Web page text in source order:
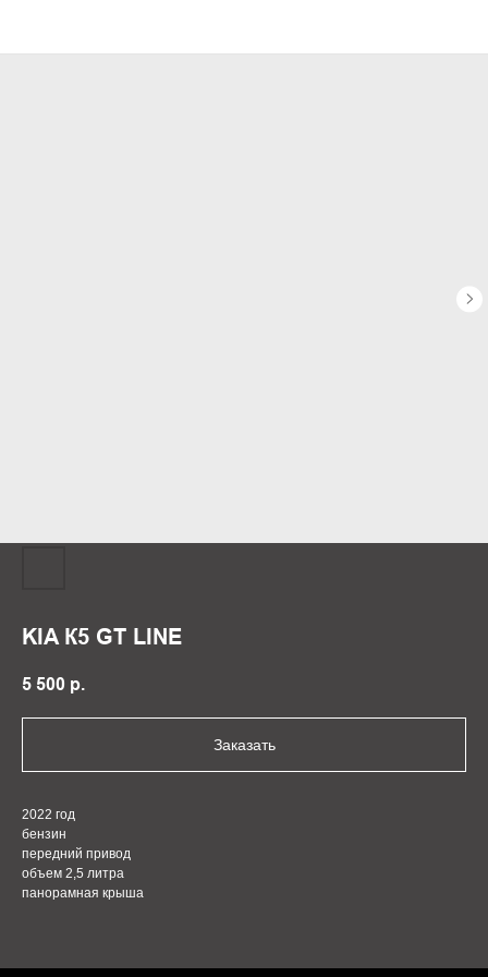
KIA К5 GT LINE
5 500 р.
Заказать
2022 год
бензин
передний привод
объем 2,5 литра
панорамная крыша